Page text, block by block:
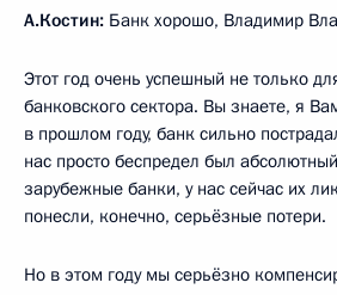
А.Костин: Банк хорошо, Владимир
Этот год очень успешный не только
банковского сектора. Вы знаете, я
в прошлом году, банк сильно
нас просто беспредел был
зарубежные банки, у нас сейчас их
понесли, конечно, серьёзные потери.
Но в этом году мы серьёзно